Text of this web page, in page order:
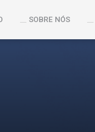
SOBRE NÓS